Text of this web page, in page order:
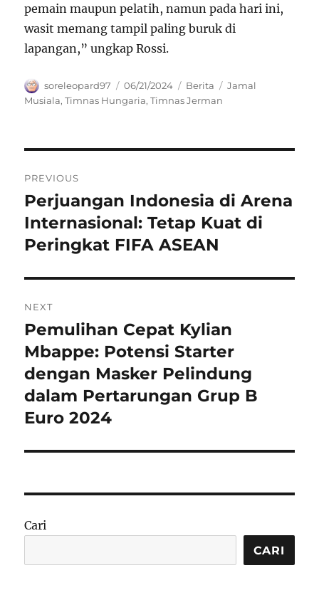
pemain maupun pelatih, namun pada hari ini,
wasit memang tampil paling buruk di
lapangan,” ungkap Rossi.
Author
soreleopard97
Posted
on
06/21/2024 Categories
Berita Tags
Jamal
Musiala,Timnas Hungaria,Timnas Jerman
pos
PREVIOUS
Previous
post:
Perjuangan Indonesia di Arena
Internasional: Tetap Kuat di
Peringkat FIFA ASEAN
NEXT
Next
post:
Pemulihan Cepat Kylian
Mbappe: Potensi Starter
dengan Masker Pelindung
dalam Pertarungan Grup B
Euro 2024
Cari
CARI